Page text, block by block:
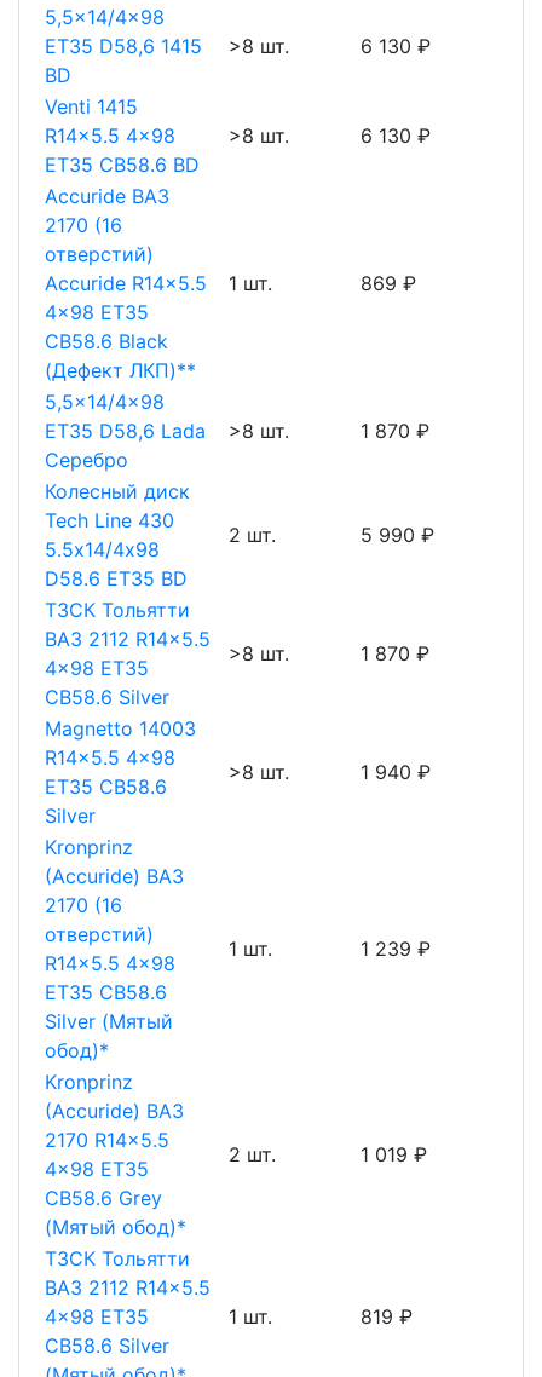
5,5x14/4x98
ET35 D58,6 1415
BD
>8 шт. 6 130 ₽
Venti 1415
R14x5.5 4x98
ET35 CB58.6 BD
>8 шт. 6 130 ₽
Accuride ВАЗ
2170 (16
отверстий)
Accuride R14x5.5
4x98 ET35
CB58.6 Black
(Дефект ЛКП)**
1 шт. 869 ₽
5,5x14/4x98
ET35 D58,6 Lada
Серебро
>8 шт. 1 870 ₽
Колесный диск
Tech Line 430
5.5х14/4х98
D58.6 ET35 BD
2 шт. 5 990 ₽
ТЗСК Тольятти
ВАЗ 2112 R14x5.5
4x98 ET35
CB58.6 Silver
>8 шт. 1 870 ₽
Magnetto 14003
R14x5.5 4x98
ET35 CB58.6
Silver
>8 шт. 1 940 ₽
Kronprinz
(Accuride) ВАЗ
2170 (16
отверстий)
R14x5.5 4x98
ET35 CB58.6
Silver (Мятый
обод)*
1 шт. 1 239 ₽
Kronprinz
(Accuride) ВАЗ
2170 R14x5.5
4x98 ET35
CB58.6 Grey
(Мятый обод)*
2 шт. 1 019 ₽
ТЗСК Тольятти
ВАЗ 2112 R14x5.5
4x98 ET35
CB58.6 Silver
1 шт. 819 ₽